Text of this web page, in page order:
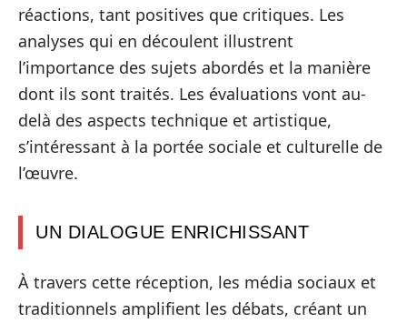
réactions, tant positives que critiques. Les
analyses qui en découlent illustrent
l’importance des sujets abordés et la manière
dont ils sont traités. Les évaluations vont au-
delà des aspects technique et artistique,
s’intéressant à la portée sociale et culturelle de
l’œuvre.
UN DIALOGUE ENRICHISSANT
À travers cette réception, les média sociaux et
traditionnels amplifient les débats, créant un